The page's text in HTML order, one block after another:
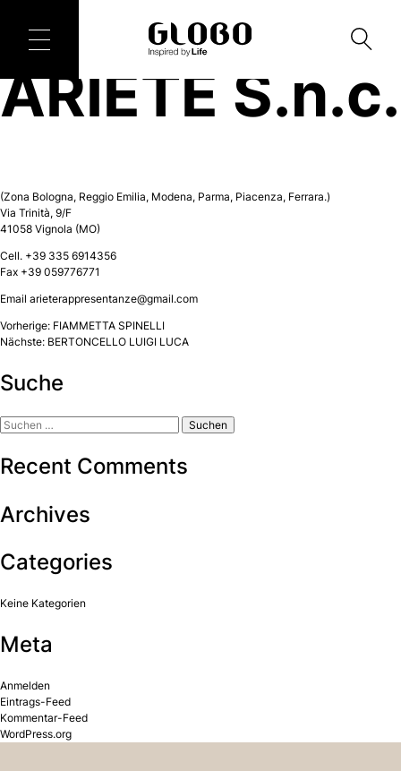
ARIETE S.n.c.
(Zona Bologna, Reggio Emilia, Modena, Parma, Piacenza, Ferrara.)
Via Trinità, 9/F
41058 Vignola (MO)
Cell. +39 335 6914356
Fax +39 059776771
Email arieterappresentanze@gmail.com
Beitragsnavigation
Vorherige: FIAMMETTA SPINELLI
Nächste: BERTONCELLO LUIGI LUCA
Suche
Suchen
Recent Comments
Archives
Categories
Keine Kategorien
Meta
Anmelden
Eintrags-Feed
Kommentar-Feed
WordPress.org